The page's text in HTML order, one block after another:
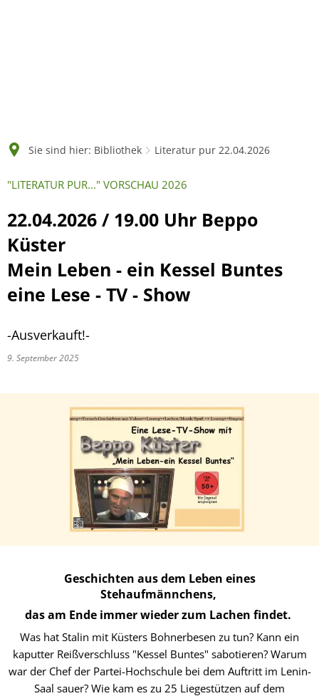
Sie sind hier: Bibliothek Literatur pur 22.04.2026
"LITERATUR PUR..." VORSCHAU 2026
22.04.2026 / 19.00 Uhr Beppo
Küster
Mein Leben - ein Kessel Buntes
eine Lese - TV - Show
-Ausverkauft!-
9. September 2025
Geschichten aus dem Leben eines
Stehaufmännchens,
das am Ende immer wieder zum Lachen findet.
Was hat Stalin mit Küsters Bohnerbesen zu tun? Kann ein
kaputter Reißverschluss "Kessel Buntes" sabotieren? Warum
war der Chef der Partei-Hochschule bei dem Auftritt im Lenin-
Saal sauer? Wie kam es zu 25 Liegestützen auf dem